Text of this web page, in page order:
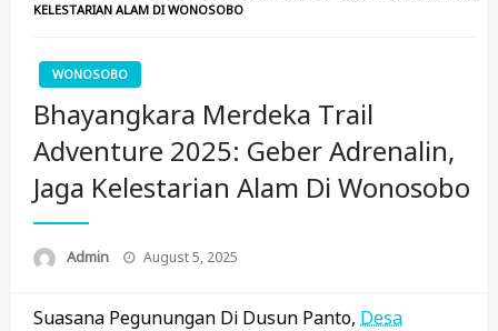
KELESTARIAN ALAM DI WONOSOBO
WONOSOBO
Bhayangkara Merdeka Trail
Adventure 2025: Geber Adrenalin,
Jaga Kelestarian Alam Di Wonosobo
Admin
Posted
August 5, 2025
Suasana Pegunungan Di Dusun Panto, Desa